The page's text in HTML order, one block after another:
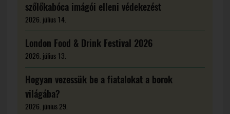
szőlőkabóca imágói elleni védekezést
2026. július 14.
London Food & Drink Festival 2026
2026. július 13.
Hogyan vezessük be a fiatalokat a borok
világába?
2026. június 29.